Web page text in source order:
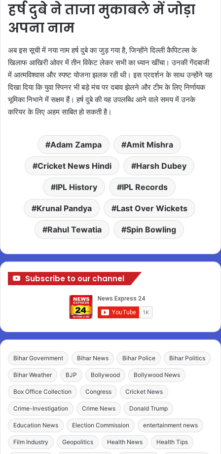
हर्ष दुबे ने ताजा मुकाबले में जोड़ा
अपना नाम
अब इस सूची में नया नाम हर्ष दुबे का जुड़ गया है, जिन्होंने दिल्ली कैपिटल्स के
खिलाफ आखिरी ओवर में तीन विकेट लेकर सभी का ध्यान खींचा। उनकी गेंदबाजी
में आत्मविश्वास और स्पष्ट योजना झलक रही थी। इस प्रदर्शन के साथ उन्होंने यह
दिखा दिया कि युवा स्पिनर भी बड़े मंच पर दबाव झेलने और टीम के लिए निर्णायक
भूमिका निभाने में सक्षम हैं। हर्ष दुबे की यह उपलब्धि आने वाले समय में उनके
करियर के लिए अहम साबित हो सकती है।
Adam Zampa Amit Mishra
Cricket News Hindi Harsh Dubey
IPL History IPL Records
Krunal Pandya Last Over Wickets
Rahul Tewatia Spin Bowling
Subscribe to our channel
Bihar Government Bihar News Bihar Police Bihar Politics
Bihar Weather BJP Bollywood Bollywood News
Box Office Collection Congress Cricket News
Crime-Investigation Crime News Donald Trump
Education News Election Commission entertainment news
Film Industry Geopolitics Health News Health Tips